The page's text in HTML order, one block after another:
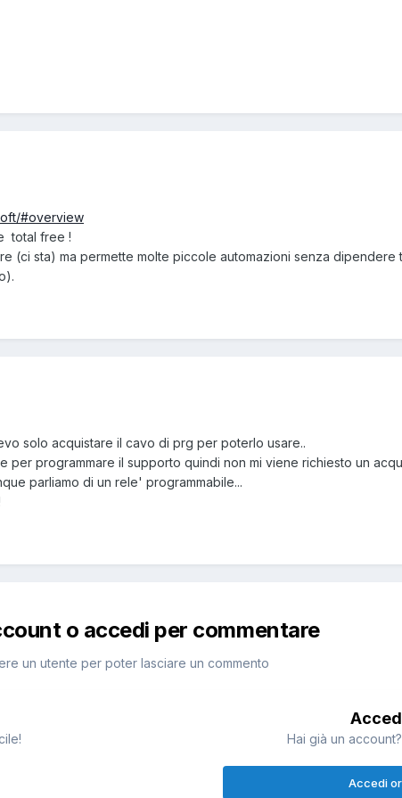
#overview
total free !
(ci sta) ma permette molte piccole automazioni senza
solo acquistare il cavo di prg per poterlo usare..
programmare il supporto quindi non mi viene richiesto un
parliamo di un rele' programmabile...
o accedi per commentare
un utente per poter lasciare un commento
Hai già un
Accedi